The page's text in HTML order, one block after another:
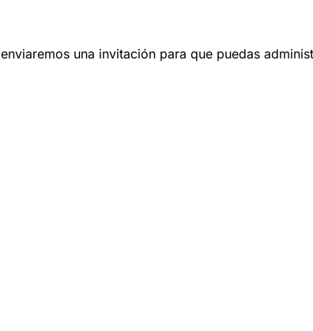
una invitación para que puedas